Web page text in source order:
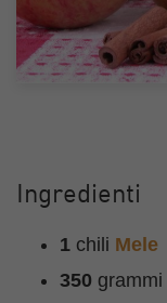
Ingredienti
1 chili Mele
350 grammi